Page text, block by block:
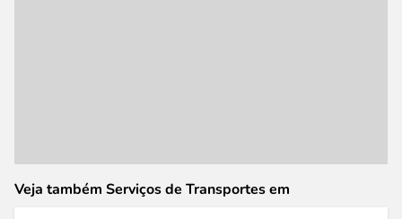
Veja também Serviços de Transportes em